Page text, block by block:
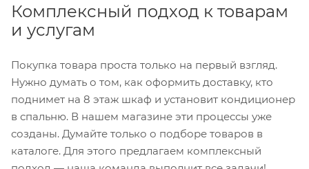
Комплексный подход к товарам
и услугам
Покупка товара проста только на первый взгляд.
Нужно думать о том, как оформить доставку, кто
поднимет на 8 этаж шкаф и установит кондиционер
в спальню. В нашем магазине эти процессы уже
созданы. Думайте только о подборе товаров в
каталоге. Для этого предлагаем комплексный